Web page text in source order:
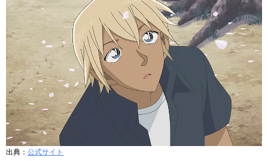
出典： 公式サイト